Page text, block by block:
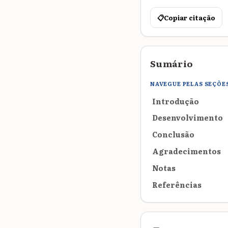
📋Copiar citação
Sumário
NAVEGUE PELAS
Introdução
Desenvolvimento
Conclusão
Agradecimentos
Notas
Referências